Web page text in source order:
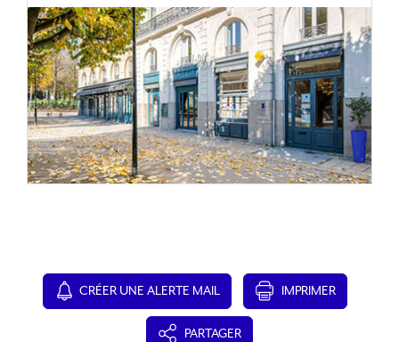
CRÉER UNE ALERTE MAIL IMPRIMER
PARTAGER